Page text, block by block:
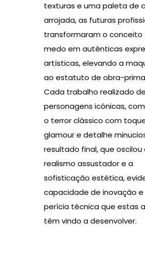
texturas e uma paleta de
arrojada, as futuras
transformaram o conceito
medo em autênticas
artísticas, elevando a
ao estatuto de obra-
Cada trabalho realizado
personagens icónicas,
o terror clássico com
glamour e detalhe
resultado final, que oscilou
realismo assustador e a
sofisticação estética,
capacidade de inovação
perícia técnica que estas
têm vindo a desenvolver.